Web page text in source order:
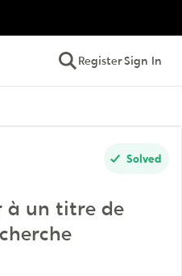
RegisterSign In
Solved
à un titre de